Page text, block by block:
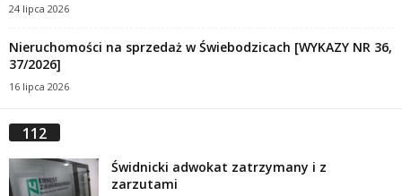
24 lipca 2026
Nieruchomości na sprzedaż w Świebodzicach [WYKAZY NR 36,
37/2026]
16 lipca 2026
112
Świdnicki adwokat zatrzymany i z
zarzutami